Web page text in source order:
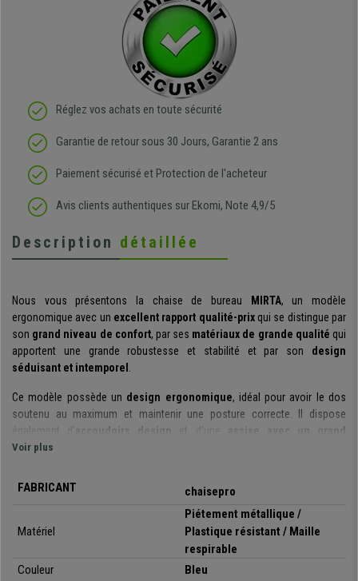
Réglez vos achats en toute sécurité
Garantie de retour sous 30 Jours, Garantie 2 ans
Paiement sécurisé et Protection de l'acheteur
Avis clients authentiques sur Ekomi, Note 4,9/5
Description détaillée
Nous vous présentons la chaise de bureau MIRTA, un modèle
ergonomique avec un excellent rapport qualité-prixqui se distingue par
son grand niveau de confort, par ses matériaux de grande qualité qui
apportent une grande robustesse et stabilité et par son design
séduisant et intemporel .
Ce modèle possède un design ergonomique, idéal pour avoir le dos
soutenu au maximum et maintenir une posture correcte. Il dispose
également d’ accoudoirs design et d’une
assise avec un grand
rembourrage
avec la possibilité de le bloquer sur 3 positions. Vous pouvez l’actionner
de manière simple avec le bouton giratoire situé sur le levier de réglage de
la hauteur. Ce mécanisme est très utile si vous devez passer plusieurs
Son design ergonomique, le confort
utilisation de cette chaise jusqu’à 8 heures par jour
Voir plus
FABRICANT chaisepro
Matériel
Piétement métallique /
Plastique résistant / Maille
respirable
Couleur
Bleu